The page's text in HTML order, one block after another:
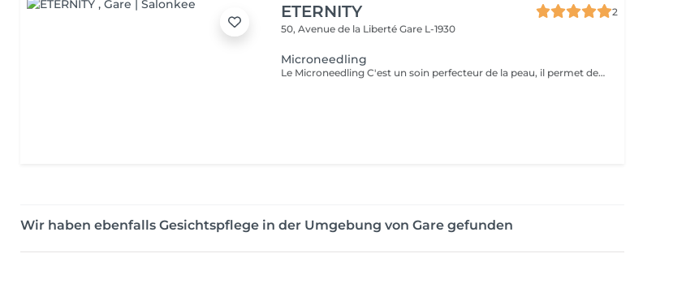
ETERNITY
2
50, Avenue de la LibertéGare L-1930
Microneedling
Le Microneedling C'est un soin perfecteur de la peau, il permet de corriger les imperfections et d'améliorer les signes de l'âge. Cette technique consiste à microperforer les différentes couches de derme pour améliorer les imperfections de votre peau et les signes de l'âge. Renouvellementcellulaire Production de collagène - Production d' élastine - Teint terne - Manque de fermeté - Cicatrices d'acné - Pores dilatés - Réguler les excès de sébum - Traitement des tâches brunes Pour des résultats visibles et durables, il est recommandé réaliser 4 à 5 séances en fonction du besoin. Le microneedling est légèrement douloureux. La sensation varie en fonction du niveau de sensibilité de chacun. Il peut arriver que de petits saignements apparaissent . La peau sera généralement rouge et sensible dans les 24 à 48 heures qui suivent le soin du visage. Les contres-indications -Les femmes enceintes -Les personnes sous traitement anti-inflammatoires ou anticoagulents. -Les peaux avec des lésions non cicatrisées comme de l'acné, de l'herpès ou des plaies. -Les personnes souffrant de maladies auto-immunes. - L'exposition au soleil sont à proscrire durant la semaine qui suit le soin. - L'application d'un SPF indice 50 est à recommandée.
Wir haben ebenfalls Gesichtspflege in der Umgebung von Gare gefunden